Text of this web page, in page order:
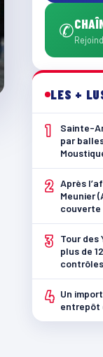
✆
LES +
1
Sainte-
par
2 Après
Meunier
couverte
3
Tour des
plus de
4 Un
entrepôt